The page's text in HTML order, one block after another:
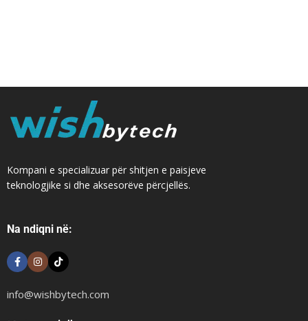
Kompani e specializuar për shitjen e paisjeve
teknologjike si dhe aksesorëve përcjellës.
Na ndiqni në:
info@wishbytech.com